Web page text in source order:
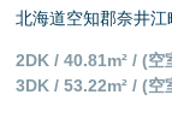
北海道空知郡奈井
2DK / 40.81m² / (空
3DK / 53.22m² / (空